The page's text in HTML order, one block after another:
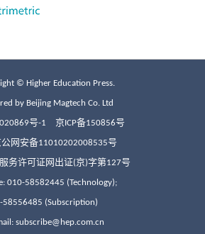
© Higher Education Press.
by Beijing Magtech Co. Ltd
号-1 京ICP备150856号
网安备11010202008535号
务许可证网出证(京)字第127号
010-58582445 (Technology);
58556485 (Subscription)
subscribe@hep.com.cn